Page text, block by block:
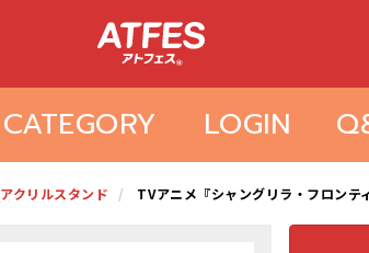
CATEGORY LOGIN
アクリルスタンド TVアニメ『シャングリラ・フロンテ